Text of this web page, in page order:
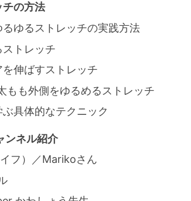
チの方法
ゆるストレッチの実践方法
トレッチ
伸ばすストレッチ
も外側をゆるめるストレッチ
具体的なテクニック
ンネル紹介
フ）／Marikoさん